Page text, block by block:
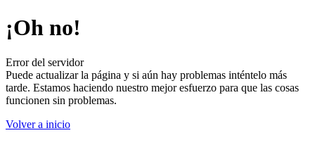
¡Oh no!
Error del servidor
Puede actualizar la página y si aún hay problemas inténtelo más
tarde. Estamos haciendo nuestro mejor esfuerzo para que las cosas
funcionen sin problemas.
Volver a inicio